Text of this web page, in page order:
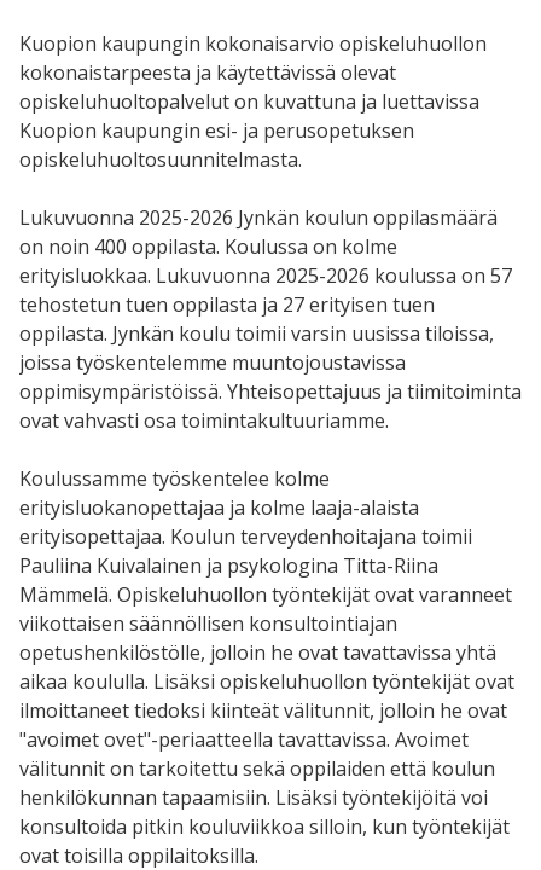
Kuopion kaupungin kokonaisarvio opiskeluhuollon
kokonaistarpeesta ja käytettävissä olevat
opiskeluhuoltopalvelut on kuvattuna ja luettavissa
Kuopion kaupungin esi- ja perusopetuksen
opiskeluhuoltosuunnitelmasta.
Lukuvuonna 2025-2026 Jynkän koulun oppilasmäärä
on noin 400 oppilasta. Koulussa on kolme
erityisluokkaa. Lukuvuonna 2025-2026 koulussa on 57
tehostetun tuen oppilasta ja 27 erityisen tuen
oppilasta. Jynkän koulu toimii varsin uusissa tiloissa,
joissa työskentelemme muuntojoustavissa
oppimisympäristöissä. Yhteisopettajuus ja tiimitoiminta
ovat vahvasti osa toimintakultuuriamme.
Koulussamme työskentelee kolme
erityisluokanopettajaa ja kolme laaja-alaista
erityisopettajaa. Koulun terveydenhoitajana toimii
Pauliina Kuivalainen ja psykologina Titta-Riina
Mämmelä. Opiskeluhuollon työntekijät ovat varanneet
viikottaisen säännöllisen konsultointiajan
opetushenkilöstölle, jolloin he ovat tavattavissa yhtä
aikaa koululla. Lisäksi opiskeluhuollon työntekijät ovat
ilmoittaneet tiedoksi kiinteät välitunnit, jolloin he ovat
"avoimet ovet"-periaatteella tavattavissa. Avoimet
välitunnit on tarkoitettu sekä oppilaiden että koulun
henkilökunnan tapaamisiin. Lisäksi työntekijöitä voi
konsultoida pitkin kouluviikkoa silloin, kun työntekijät
ovat toisilla oppilaitoksilla.